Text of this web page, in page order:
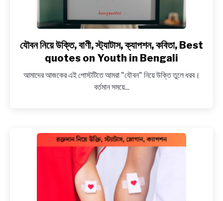
BENGALI STORIES
link
to
নিয়ে উক্তি,
বাণী,
Best
quotes
Youth
in
Bengali
যৌবন নিয়ে উক্তি, বাণী, স্ট্যাটাস, ক্যাপশন, কবিতা, Best
quotes on Youth in Bengali
আমাদের আজকের এই পোস্টটিতে আমরা "যৌবন" নিয়ে উক্তি তুলে ধরব।
বর্তমান সময়ে...